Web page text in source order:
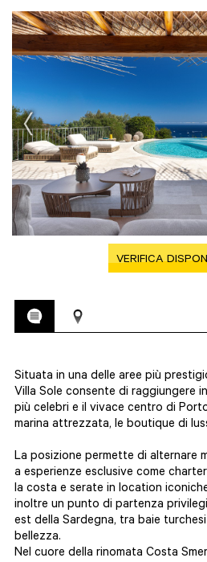
VERIFICA
Situata in una delle aree più
Villa Sole consente di raggiungere
più celebri e il vivace centro di
marina attrezzata, le boutique di
La posizione permette di alternare
a esperienze esclusive come
la costa e serate in location
inoltre un punto di partenza
est della Sardegna, tra baie
bellezza.
Nel cuore della rinomata Costa